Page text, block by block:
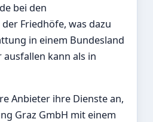
bei den
Friedhöfe, was dazu
in einem Bundesland
kann als in
Anbieter ihre Dienste an,
Graz GmbH mit einem